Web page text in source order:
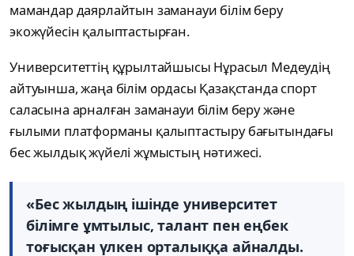
мамандар даярлайтын заманауи білім беру
экожүйесін қалыптастырған.
Университеттің құрылтайшысы Нұрасыл Медеудің
айтуынша, жаңа білім ордасы Қазақстанда спорт
саласына арналған заманауи білім беру және
ғылыми платформаны қалыптастыру бағытындағы
бес жылдық жүйелі жұмыстың нәтижесі.
«Бес жылдың ішінде университет
білімге ұмтылыс, талант пен еңбек
тоғысқан үлкен орталыққа айналды.